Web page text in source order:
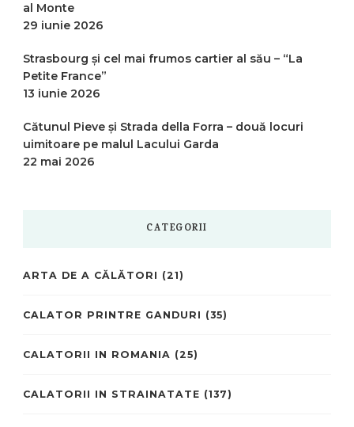
al Monte
29 iunie 2026
Strasbourg și cel mai frumos cartier al său – “La
Petite France”
13 iunie 2026
Cătunul Pieve și Strada della Forra – două locuri
uimitoare pe malul Lacului Garda
22 mai 2026
CATEGORII
ARTA DE A CĂLĂTORI (21)
CALATOR PRINTRE GANDURI (35)
CALATORII IN ROMANIA (25)
CALATORII IN STRAINATATE (137)